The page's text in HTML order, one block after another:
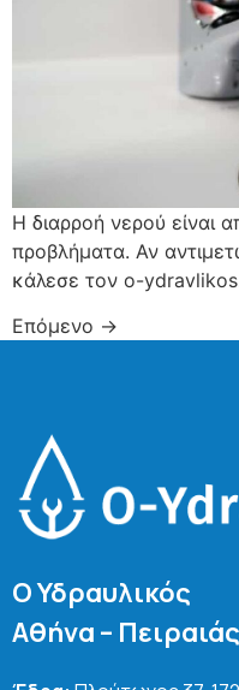
Η διαρροή νερού είναι
προβλήματα. Αν
κάλεσε τον o-
Επόμενο →
Ο Υδραυλικός
Αθήνα –